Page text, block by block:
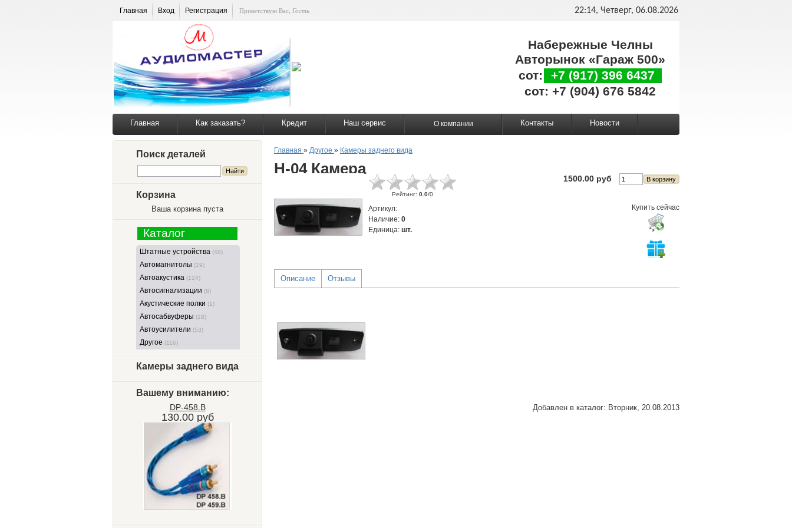
Главная Вход Регистрация Приветствую Вас Гость 22:14, Четверг, 06.08.2026
Набережные Челны
Авторынок «Гараж 500»
сот:
+7 (917) 396 6437
сот: +7 (904) 676 5842
Главная Как заказать? Кредит Наш сервис О компании Контакты Новости
Поиск деталей
Корзина
Ваша корзина пуста
Каталог
Штатные устройства (48)
Автомагнитолы (19)
Автоакустика (124)
Автосигнализации (8)
Акустические полки (1)
Автосабвуферы (18)
Автоусилители (53)
Другое (116)
Камеры заднего вида
Вашему вниманию:
DP-458.B
130.00 руб
Главная » Другое » Камеры заднего вида
H-04 Камера
Рейтинг: 0.0/0
1500.00 руб
Артикул:
Наличие: 0
Единица: шт.
Купить сейчас
Описание Отзывы
Добавлен в каталог: Вторник, 20.08.2013